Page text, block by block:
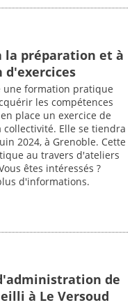
la préparation et à
une formation pratique
les compétences
place un exercice de
Elle se tiendra
2024, à Grenoble. Cette
au travers d'ateliers
êtes intéressés ?
d'informations.
de
à Le Versoud